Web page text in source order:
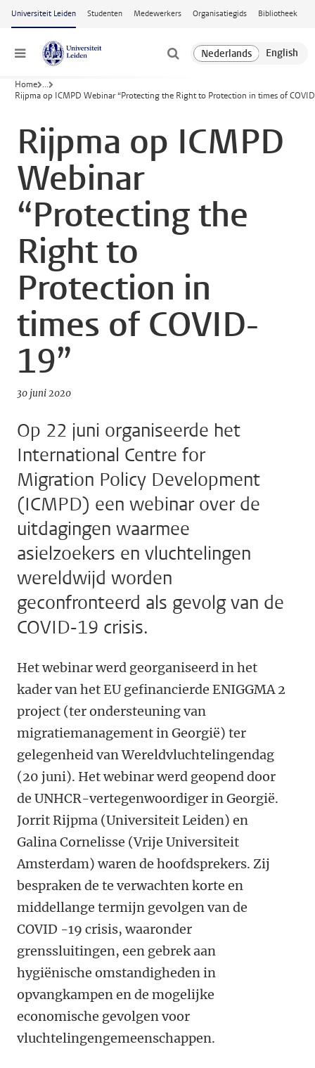
Ga naar hoofdinhoud
Universiteit Leiden Studenten Medewerkers Organisatiegids Bibliotheek
Menu
Home ...
Rijpma op ICMPD Webinar “Protecting the Right to Protection in times of
Rijpma op ICMPD
Webinar
“Protecting the
Right to
Protection in
times of COVID-
19”
30 juni 2020
Op 22 juni organiseerde het
International Centre for
Migration Policy Development
(ICMPD) een webinar over de
uitdagingen waarmee
asielzoekers en vluchtelingen
wereldwijd worden
geconfronteerd als gevolg van de
COVID-19 crisis.
Het webinar werd georganiseerd in het
kader van het EU gefinancierde ENIGGMA 2
project (ter ondersteuning van
migratiemanagement in Georgië) ter
gelegenheid van Wereldvluchtelingendag
(20 juni). Het webinar werd geopend door
de UNHCR-vertegenwoordiger in Georgië.
Jorrit Rijpma (Universiteit Leiden) en
Galina Cornelisse (Vrije Universiteit
Amsterdam) waren de hoofdsprekers. Zij
bespraken de te verwachten korte en
middellange termijn gevolgen van de
COVID -19 crisis, waaronder
grenssluitingen, een gebrek aan
hygiënische omstandigheden in
opvangkampen en de mogelijke
economische gevolgen voor
vluchtelingengemeenschappen.